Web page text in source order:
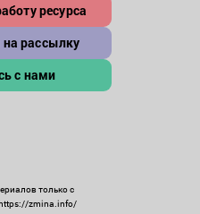
ресурса
рассылку
с нами
только с
zmina.info/